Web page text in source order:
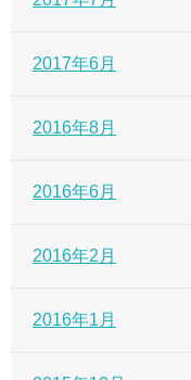
2017年6月
2016年8月
2016年6月
2016年2月
2016年1月